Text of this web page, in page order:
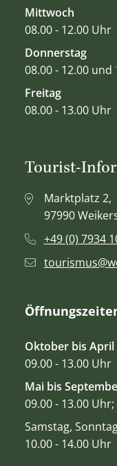
Mittwoch
08.00 - 12.00 Uhr
Donnerstag
08.00 - 12.00 und
Freitag
08.00 - 13.00 Uhr
Tourist-
Marktplatz 2,
97990
+49 (0) 7934
Oktober bis April
09.00 - 13.00 Uhr
Mai bis
09.00 - 13.00
Samstag,
10.00 - 14.00 Uhr